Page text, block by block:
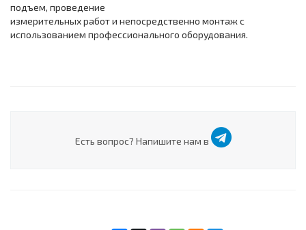
подъем, проведение
измерительных работ и непосредственно монтаж с
использованием профессионального оборудования.
Есть вопрос? Напишите нам в